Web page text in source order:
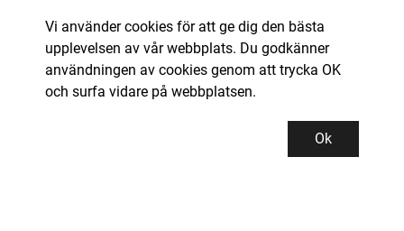
Vi använder cookies för att ge dig den bästa
upplevelsen av vår webbplats. Du godkänner
användningen av cookies genom att trycka OK
och surfa vidare på webbplatsen.
Ok